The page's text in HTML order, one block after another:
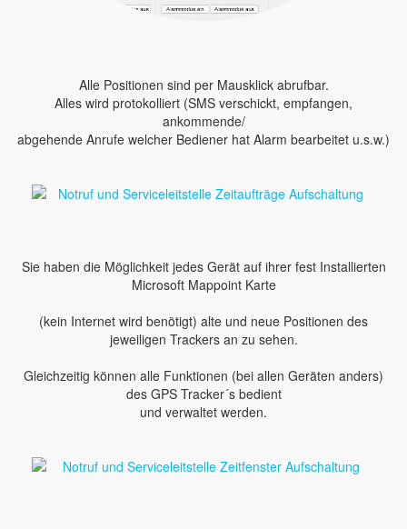
Alle Positionen sind per Mausklick abrufbar.
Alles wird protokolliert (SMS verschickt, empfangen,
ankommende/
abgehende Anrufe welcher Bediener hat Alarm bearbeitet u.s.w.)
Sie haben die Möglichkeit jedes Gerät auf ihrer fest Installierten
Microsoft Mappoint Karte
(kein Internet wird benötigt) alte und neue Positionen des
jeweiligen Trackers an zu sehen.
Gleichzeitig können alle Funktionen (bei allen Geräten anders)
des GPS Tracker´s bedient
und verwaltet werden.